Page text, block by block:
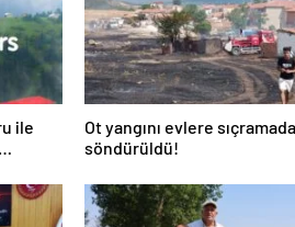
ile
Ot yangını evlere
söndürüldü!